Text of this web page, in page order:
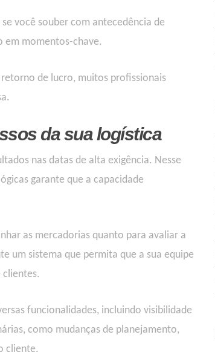
e você souber com antecedência de
em momentos-chave.
de lucro, muitos profissionais
da sua logística
nas datas de alta exigência. Nesse
garante que a capacidade
as mercadorias quanto para avaliar a
um sistema que permita que a sua equipe
funcionalidades, incluindo visibilidade
como mudanças de planejamento,
cliente.